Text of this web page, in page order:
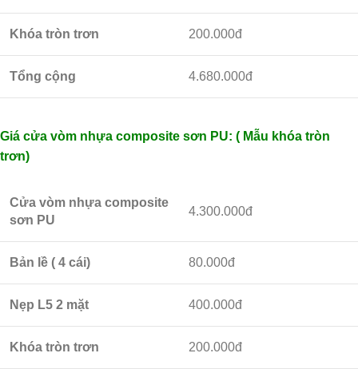
Khóa tròn trơn 200.000đ
Tổng cộng 4.680.000đ
Giá cửa vòm nhựa composite sơn PU: ( Mẫu khóa tròn
trơn)
Cửa vòm nhựa composite
sơn PU
4.300.000đ
Bản lề ( 4 cái) 80.000đ
Nẹp L5 2 mặt 400.000đ
Khóa tròn trơn 200.000đ